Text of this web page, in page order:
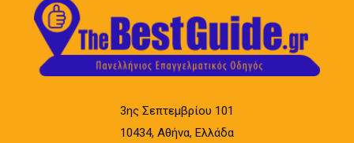
3ης Σεπτεμβρίου 101
10434, Αθήνα, Ελλάδα